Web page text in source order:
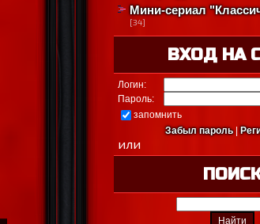
Мини-сериал
[34]
ВХОД НА
Логин:
Пароль:
запомнить
Забыл пароль|
или